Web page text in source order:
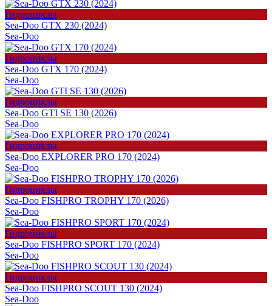
Гидроциклы
Sea-Doo GTX 230 (2024)
Sea-Doo
Гидроциклы
Sea-Doo GTX 170 (2024)
Sea-Doo
Гидроциклы
Sea-Doo GTI SE 130 (2026)
Sea-Doo
Гидроциклы
Sea-Doo EXPLORER PRO 170 (2024)
Sea-Doo
Гидроциклы
Sea-Doo FISHPRO TROPHY 170 (2026)
Sea-Doo
Гидроциклы
Sea-Doo FISHPRO SPORT 170 (2024)
Sea-Doo
Гидроциклы
Sea-Doo FISHPRO SCOUT 130 (2024)
Sea-Doo